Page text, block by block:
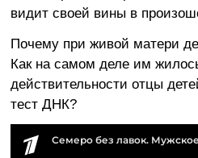
видит своей вины в
Почему при живой матери
Как на самом деле им
действительности отцы
тест ДНК?